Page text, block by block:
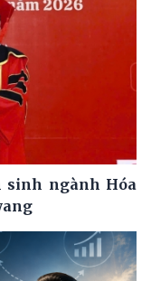
sinh ngành Hóa